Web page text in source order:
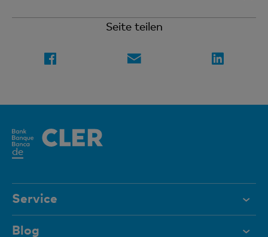
Seite teilen
deAktives
Service
Hilfe & Kontakt
Blog